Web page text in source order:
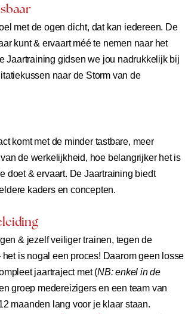
met de ogen dicht, dat kan iedereen. De
kunt & ervaart méé te nemen naar het
Jaartraining gidsen we jou nadrukkelijk bij
naar de Storm van de
komt met de minder tastbare, meer
van de werkelijkheid, hoe belangrijker het is
doet & ervaart. De Jaartraining biedt
kaders en concepten.
& jezelf veiliger trainen, tegen de
is nogal een proces! Daarom geen losse
jaartraject met (NB: enkel in de
groep medereizigers en een team van
maanden lang voor je klaar staan.